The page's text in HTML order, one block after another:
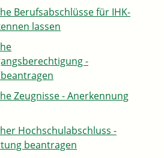
Berufsabschlüsse für IHK-
lassen
-
Zeugnisse - Anerkennung
Hochschulabschluss -
beantragen